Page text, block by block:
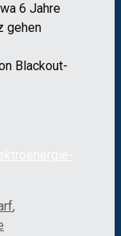
6 Jahre
gehen
Blackout-
,